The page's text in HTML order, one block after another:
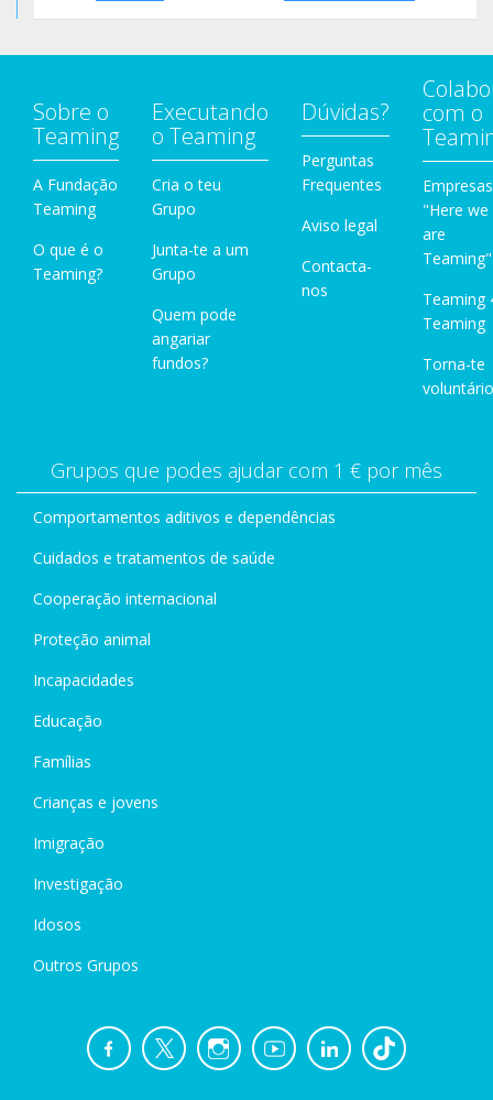
Sobre o
Teaming
A Fundação
Teaming
O que é o
Teaming?
Executando
o Teaming
Cria o teu
Grupo
Junta-te a um
Grupo
Quem pode
angariar
fundos?
Dúvidas?
Perguntas
Frequentes
Aviso legal
Contacta-
nos
com o
Empresas
"Here we
are
Teaming"
Teaming
Teaming
Torna-te
Grupos que podes ajudar com 1 € por mês
Comportamentos aditivos e dependências
Cuidados e tratamentos de saúde
Cooperação internacional
Proteção animal
Incapacidades
Educação
Famílias
Crianças e jovens
Imigração
Investigação
Idosos
Outros Grupos